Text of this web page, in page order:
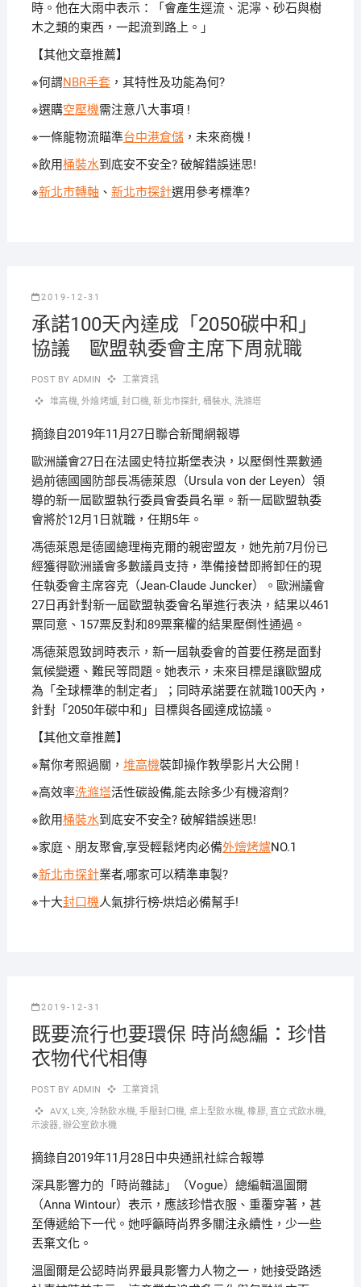
時。他在大雨中表示：「會產生逕流、泥濘、砂石與樹
木之類的東西，一起流到路上。」
【其他文章推薦】
※何謂NBR手套，其特性及功能為何?
※選購空壓機需注意八大事項 !
※一條龍物流瞄準台中港倉儲，未來商機 !
※飲用桶裝水到底安不安全? 破解錯誤迷思!
※新北市轉軸 、 新北市探針選用參考標準?
2019-12-31
承諾100天內達成「2050碳中和」
協議 歐盟執委會主席下周就職
POST BY ADMIN 工業資訊
堆高機,外燴烤爐,封口機,新北市探針, 桶裝水, 洗滌塔
摘錄自2019年11月27日聯合新聞網報導
歐洲議會27日在法國史特拉斯堡表決，以壓倒性票數通
過前德國國防部長馮德萊恩（Ursula von der Leyen）領
導的新一屆歐盟執行委員會委員名單。新一屆歐盟執委
會將於12月1日就職，任期5年。
馮德萊恩是德國總理梅克爾的親密盟友，她先前7月份已
經獲得歐洲議會多數議員支持，準備接替即將卸任的現
任執委會主席容克（Jean-Claude Juncker）。歐洲議會
27日再針對新一屆歐盟執委會名單進行表決，結果以461
票同意、157票反對和89票棄權的結果壓倒性通過。
馮德萊恩致詞時表示，新一屆執委會的首要任務是面對
氣候變遷、難民等問題。她表示，未來目標是讓歐盟成
為「全球標準的制定者」；同時承諾要在就職100天內，
針對「2050年碳中和」目標與各國達成協議。
【其他文章推薦】
※幫你考照過關， 堆高機裝卸操作教學影片大公開 !
※高效率洗滌塔活性碳設備,能去除多少有機溶劑?
※飲用桶裝水到底安不安全? 破解錯誤迷思!
※家庭、朋友聚會,享受輕鬆烤肉必備外燴烤爐NO.1
※新北市探針業者,哪家可以精準車製?
※十大封口機人氣排行榜-烘焙必備幫手!
2019-12-31
既要流行也要環保 時尚總編：珍惜
衣物代代相傳
POST BY ADMIN 工業資訊
AVX, L夾, 冷熱飲水機,手壓封口機, 桌上型飲水機,橡膠, 直立式飲水機,
示波器, 辦公室飲水機
摘錄自2019年11月28日中央通訊社綜合報導
深具影響力的「時尚雜誌」（Vogue）總編輯溫圖爾
（Anna Wintour）表示，應該珍惜衣服、重覆穿著，甚
至傳遞給下一代。她呼籲時尚界多關注永續性，少一些
丟棄文化。
溫圖爾是公認時尚界最具影響力人物之一，她接受路透